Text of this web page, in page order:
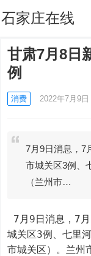
石家庄在线
甘肃7月8日
例
消费 2022年7月9
7月9日消息，7
市城关区3例、
（兰州市…
城关区3例、七里
市城关区）。兰州